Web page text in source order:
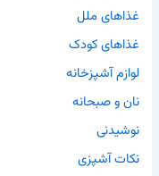
غذاهای ملل
غذاهای کودک
لوازم آشپزخانه
نان و صبحانه
نوشیدنی
نکات آشپزی